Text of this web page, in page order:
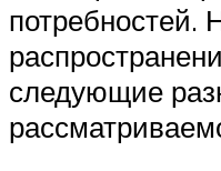
потребностей.
следующие